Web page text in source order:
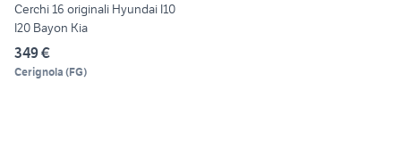
Cerchi 16 originali Hyundai I10
I20 Bayon Kia
349 €
Cerignola (FG)